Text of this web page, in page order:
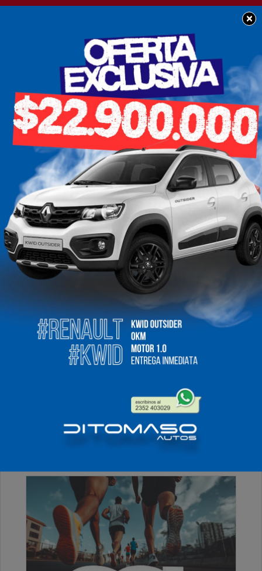
×
POLICIALES
Un joven herido de un
disparo de arma de
fuego
Sabado, 31 de Agosto de 2024 . 12:49 Hs.
Les comentamos que hace un rato se habría
producido un conflicto vecinal que terminó con un
joven que sería menor de edad herido con un arma